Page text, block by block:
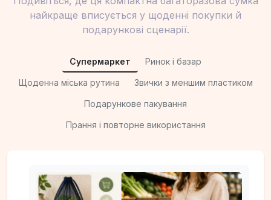
найкраще вписується у щоденні покупки й
подарункові сценарії.
Супермаркет Ринок і базар
Щоденна міська рутина Звички з меншим пластиком
Подарункове пакування
Прання і повторне використання